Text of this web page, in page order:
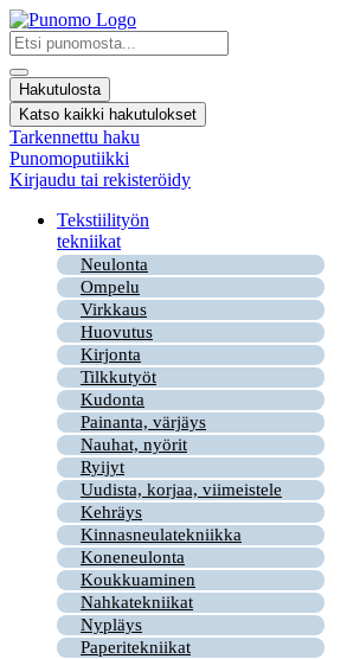
Mene
sisältöön
Search
...
Hakutulosta
Katso kaikki hakutulokset
Tarkennettu haku
Punomoputiikki
Kirjaudu tai rekisteröidy
Tekstiilityön
tekniikat
Neulonta
Ompelu
Virkkaus
Huovutus
Kirjonta
Tilkkutyöt
Kudonta
Painanta, värjäys
Nauhat, nyörit
Ryijyt
Uudista, korjaa, viimeistele
Kehräys
Kinnasneulatekniikka
Koneneulonta
Koukkuaminen
Nahkatekniikat
Nypläys
Paperitekniikat